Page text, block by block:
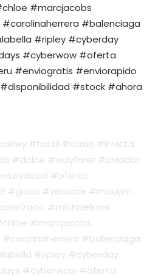
#marcjacobs
#balenciaga
#ripley #cyberday
#cyberwow #oferta
#enviogratis #enviorapido
#stock #ahora
#fossil #casio #invicta
#dolce #wayfarer #aviador
#oferta
#gucci #versace #mauijim
#michaelkors
#marcjacobs
#balenciaga
#ripley #cyberday
#cyberwow #oferta